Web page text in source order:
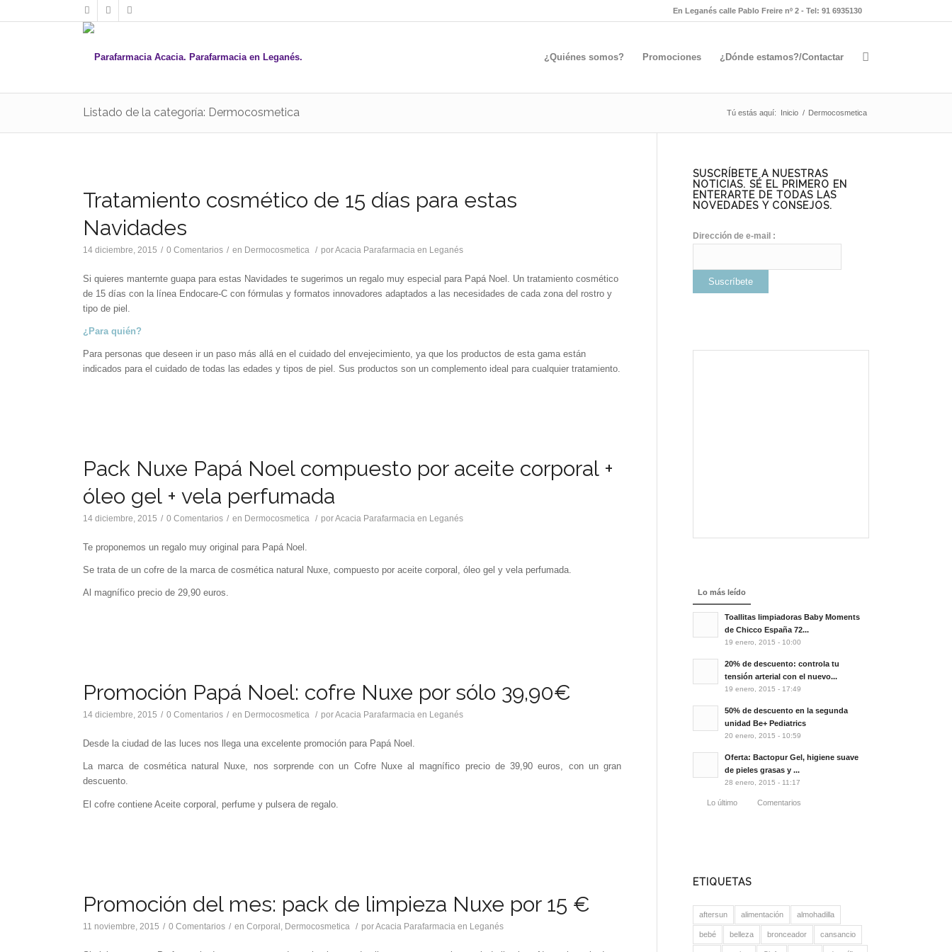
En Leganés calle Pablo Freire nº 2 - Tel: 91 6935130
¿Quiénes somos? Promociones ¿Dónde estamos?/Contactar
Listado de la categoría: Dermocosmetica Tú estás aquí: Inicio / Dermocosmetica
Tratamiento cosmético de 15 días para estas
Navidades
14 diciembre, 2015 / 0 Comentarios / en Dermocosmetica / porAcacia Parafarmacia en Leganés
Si quieres manternte guapa para estas Navidades te sugerimos un regalo muy especial para Papá Noel. Un tratamiento cosmético
de 15 días con la línea Endocare-C con fórmulas y formatos innovadores adaptados a las necesidades de cada zona del rostro y
tipo de piel.
¿Para quién?
Para personas que deseen ir un paso más allá en el cuidado del envejecimiento, ya que los productos de esta gama están
indicados para el cuidado de todas las edades y tipos de piel. Sus productos son un complemento ideal para cualquier tratamiento.
Pack Nuxe Papá Noel compuesto por aceite corporal +
óleo gel + vela perfumada
14 diciembre, 2015 / 0 Comentarios / en Dermocosmetica / porAcacia Parafarmacia en Leganés
Te proponemos un regalo muy original para Papá Noel.
Se trata de un cofre de la marca de cosmética natural Nuxe, compuesto por aceite corporal, óleo gel y vela perfumada.
Al magnífico precio de 29,90 euros.
Promoción Papá Noel: cofre Nuxe por sólo 39,90€
14 diciembre, 2015 / 0 Comentarios / en Dermocosmetica / porAcacia Parafarmacia en Leganés
Desde la ciudad de las luces nos llega una excelente promoción para Papá Noel.
La marca de cosmética natural Nuxe, nos sorprende con un Cofre Nuxe al magnífico precio de 39,90 euros, con un gran
descuento.
El cofre contiene Aceite corporal, perfume y pulsera de regalo.
Promoción del mes: pack de limpieza Nuxe por 15 €
11 noviembre, 2015 / 0 Comentarios / enCorporal Dermocosmetica / porAcacia Parafarmacia en Leganés
SUSCRÍBETE A NUESTRAS
NOTICIAS. SÉ EL PRIMERO EN
ENTERARTE DE TODAS LAS
NOVEDADES Y CONSEJOS.
Dirección de e-mail :
Lo más leído
Toallitas limpiadoras Baby Moments
de Chicco España 72...
19 enero, 2015 - 10:00
20% de descuento: controla tu
tensión arterial con el nuevo...
19 enero, 2015 - 17:49
50% de descuento en la segunda
unidad Be+ Pediatrics
20 enero, 2015 - 10:59
Oferta: Bactopur Gel, higiene suave
de pieles grasas y ...
28 enero, 2015 - 11:17
Lo último Comentarios
ETIQUETAS
aftersun alimentación almohadilla
bebé belleza bronceador cansancio